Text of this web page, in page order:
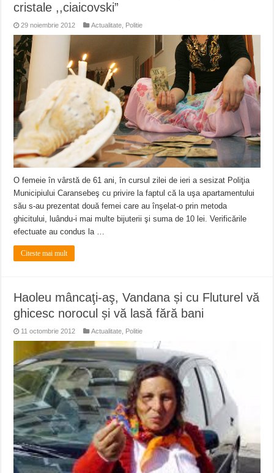
cristale ,,ciaicovski”
29 noiembrie 2012 Actualitate, Politie
O femeie în vârstă de 61 ani, în cursul zilei de ieri a sesizat Poliţia
Municipiului Caransebeş cu privire la faptul că la uşa apartamentului
său s-au prezentat două femei care au înşelat-o prin metoda
ghicitului, luându-i mai multe bijuterii şi suma de 10 lei. Verificările
efectuate au condus la …
Citeste mai mult
Haoleu mâncaţi-aş, Vandana și cu Fluturel vă
ghicesc norocul și vă lasă fără bani
11 octombrie 2012 Actualitate Politie